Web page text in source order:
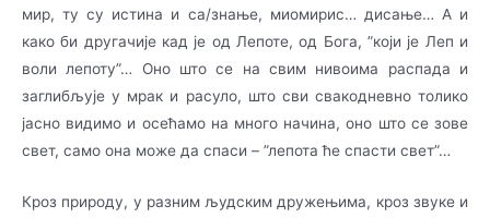
мир, ту су истина и са/знање, миомирис… дисање… А и
како би другачије кад је од Лепоте, од Бога, ”који је Леп и
воли лепоту”… Оно што се на свим нивоима распада и
заглибљује у мрак и расуло, што сви свакодневно толико
јасно видимо и осећамо на много начина, оно што се зове
свет, само она може да спаси – ”лепота ће спасти свет”…
Кроз природу, у разним људским дружењима, кроз звуке и